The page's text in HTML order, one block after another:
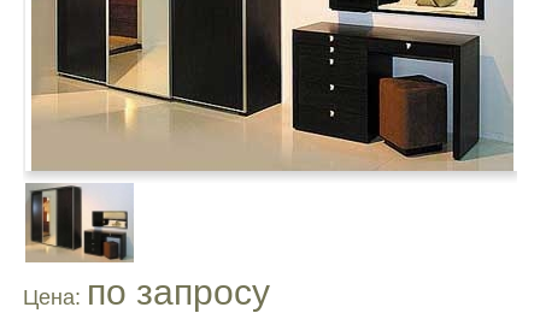
Цена: по запросу